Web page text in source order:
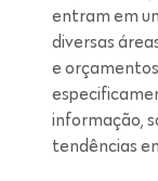
entram em
diversas
e
informação,
tendências